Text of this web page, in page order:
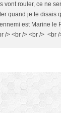
vont rouler, ce ne
quand je te disais
est Marine
/> <br /> <br /> <br /